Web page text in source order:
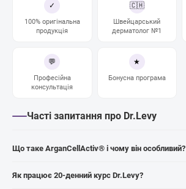
✓
100% оригінальна
продукція
🇨🇭
Швейцарський
дерматолог №1
💬
Професійна
консультація
★
Бонусна програма
Часті запитання про Dr.Levy
Що таке ArganCellActiv® і чому він особливий?
Як працює 20-денний курс Dr.Levy?